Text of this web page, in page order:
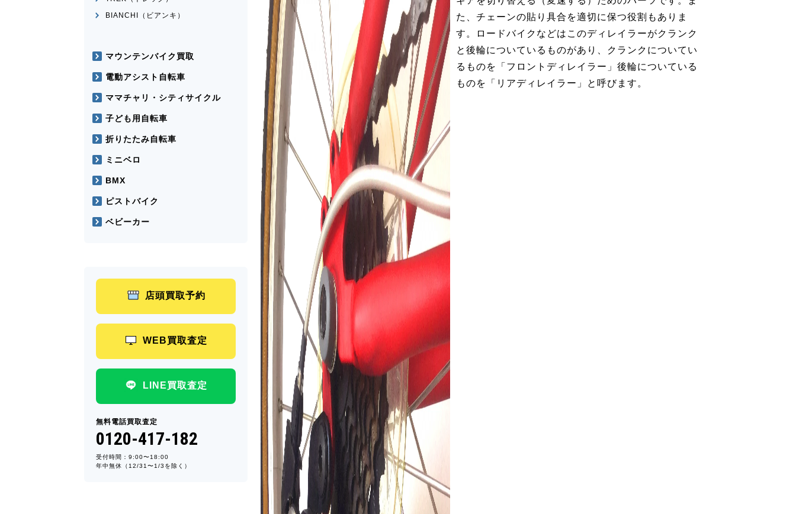
た、チェーンの貼り具合を適切に保つ役割もありま
す。ロードバイクなどはこのディレイラーがクランク
と後輪についているものがあり、クランクについてい
るものを「フロントディレイラー」後輪についている
ものを「リアディレイラー」と呼びます。
BIANCHI（ビアンキ）
マウンテンバイク買取
電動アシスト自転車
ママチャリ・シティサイクル
子ども用自転車
折りたたみ自転車
ミニベロ
BMX
ピストバイク
ベビーカー
店頭買取予約
WEB買取査定
LINE買取査定
無料電話買取査定
0120-417-182
受付時間：9:00〜18:00
年中無休（12/31〜1/3を除く）